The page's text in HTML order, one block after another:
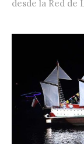
desde la Red de